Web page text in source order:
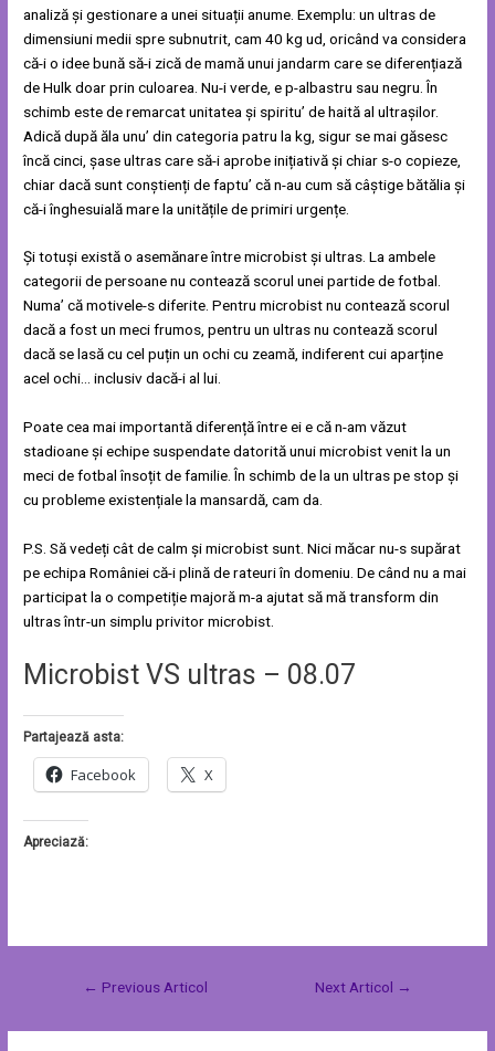
analiză și gestionare a unei situații anume. Exemplu: un ultras de
dimensiuni medii spre subnutrit, cam 40 kg ud, oricând va considera
că-i o idee bună să-i zică de mamă unui jandarm care se diferențiază
de Hulk doar prin culoarea. Nu-i verde, e p-albastru sau negru. În
schimb este de remarcat unitatea și spiritu’ de haită al ultrașilor.
Adică după ăla unu’ din categoria patru la kg, sigur se mai găsesc
încă cinci, șase ultras care să-i aprobe inițiativă și chiar s-o copieze,
chiar dacă sunt conștienți de faptu’ că n-au cum să câștige bătălia și
că-i înghesuială mare la unitățile de primiri urgențe.
Și totuși există o asemănare între microbist și ultras. La ambele
categorii de persoane nu contează scorul unei partide de fotbal.
Numa’ că motivele-s diferite. Pentru microbist nu contează scorul
dacă a fost un meci frumos, pentru un ultras nu contează scorul
dacă se lasă cu cel puțin un ochi cu zeamă, indiferent cui aparține
acel ochi… inclusiv dacă-i al lui.
Poate cea mai importantă diferență între ei e că n-am văzut
stadioane și echipe suspendate datorită unui microbist venit la un
meci de fotbal însoțit de familie. În schimb de la un ultras pe stop și
cu probleme existențiale la mansardă, cam da.
P.S. Să vedeți cât de calm și microbist sunt. Nici măcar nu-s supărat
pe echipa României că-i plină de rateuri în domeniu. De când nu a mai
participat la o competiție majoră m-a ajutat să mă transform din
ultras într-un simplu privitor microbist.
Microbist VS ultras – 08.07
Partajează asta:
Facebook X
Apreciază:
← Previous Articol Next Articol →